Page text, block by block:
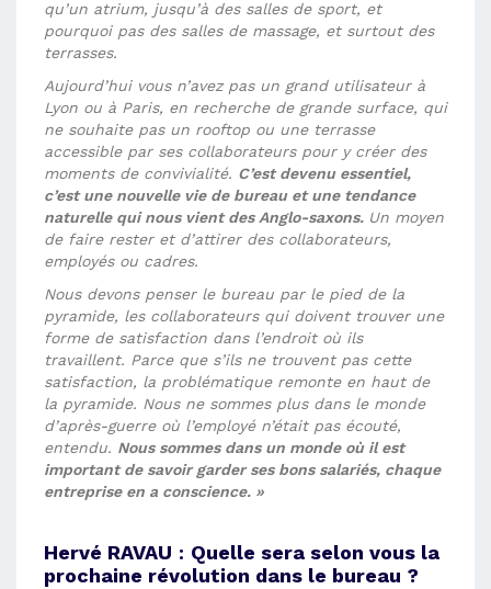
qu’un atrium, jusqu’à des salles de sport, et
pourquoi pas des salles de massage, et surtout des
terrasses.
Aujourd’hui vous n’avez pas un grand utilisateur à
Lyon ou à Paris, en recherche de grande surface, qui
ne souhaite pas un rooftop ou une terrasse
accessible par ses collaborateurs pour y créer des
moments de convivialité. C’est devenu essentiel,
c’est une nouvelle vie de bureau et une tendance
naturelle qui nous vient des Anglo-saxons. Un moyen
de faire rester et d’attirer des collaborateurs,
employés ou cadres.
Nous devons penser le bureau par le pied de la
pyramide, les collaborateurs qui doivent trouver une
forme de satisfaction dans l’endroit où ils
travaillent. Parce que s’ils ne trouvent pas cette
satisfaction, la problématique remonte en haut de
la pyramide. Nous ne sommes plus dans le monde
d’après-guerre où l’employé n’était pas écouté,
entendu. Nous sommes dans un monde où il est
important de savoir garder ses bons salariés, chaque
entreprise en a conscience. »
Hervé RAVAU : Quelle sera selon vous la
prochaine révolution dans le bureau ?